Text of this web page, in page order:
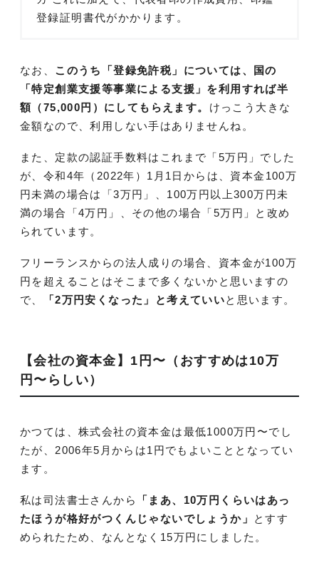
登録証明書代がかかります。
なお、 このうち「登録免許税」については、国の
「特定創業支援等事業による支援」を利用すれば半
額（75,000円）にしてもらえます。 けっこう大きな
金額なので、利用しない手はありませんね。
また、定款の認証手数料はこれまで「5万円」でした
が、令和4年（2022年）1月1日からは、資本金100万
円未満の場合は「3万円」、100万円以上300万円未
満の場合「4万円」、その他の場合「5万円」と改め
られています。
フリーランスからの法人成りの場合、資本金が100万
円を超えることはそこまで多くないかと思いますの
で、
「2万円安くなった」と考えていいと思います。
【会社の資本金】1円〜（おすすめは10万
円〜らしい）
かつては、株式会社の資本金は最低1000万円〜でし
たが、2006年5月からは1円でもよいこととなってい
ます。
私は司法書士さんから
「まあ、10万円くらいはあっ
たほうが格好がつくんじゃないでしょうか」
とすす
められたため、なんとなく15万円にしました。